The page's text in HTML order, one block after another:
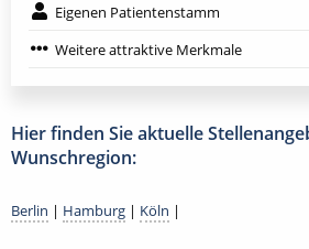
Eigenen Patientenstamm
Weitere attraktive Merkmale
Hier finden Sie aktuelle
Wunschregion:
Berlin | Hamburg | Köln |